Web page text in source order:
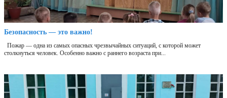
Безопасность — это важно!
Пожар — одна из самых опасных чрезвычайных ситуаций, с которой может
столкнуться человек. Особенно важно с раннего возраста при...